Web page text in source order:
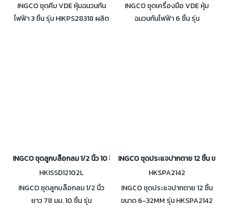
INGCO ชุดคีม VDE หุ้มฉนวนกัน
ไฟฟ้า 3 ชิ้น รุ่น HIKPS28318 ผลิต
INGCO ชุดเครื่องมือ VDE หุ้ม
ฉนวนกันไฟฟ้า 6 ชิ้น รุ่น
INGCO ชุดลูกบล็อกลม 1/2 นิ้ว 10 ชิ้น รุ่น HKISSD12102L
HKISSD12102L
INGCO ชุดลูกบล็อกลม 1/2 นิ้ว
ยาว 78 มม. 10 ชิ้น รุ่น
INGCO ชุดประแจปากตาย 12 ชิ้น ขนา
HKSPA2142
INGCO ชุดประแจปากตาย 12 ชิ้น
ขนาด 6-32MM รุ่น HKSPA2142